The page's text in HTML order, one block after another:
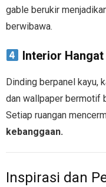
gable berukir
berwibawa.
Interior
Dinding berpanel kayu,
dan wallpaper bermotif
Setiap ruangan
kebanggaan.
Inspirasi dan